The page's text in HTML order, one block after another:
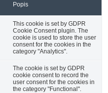
Popis
This cookie is set by GDPR
Cookie Consent plugin. The
cookie is used to store the user
consent for the cookies in the
category "Analytics".
The cookie is set by GDPR
cookie consent to record the
user consent for the cookies in
the category "Functional".